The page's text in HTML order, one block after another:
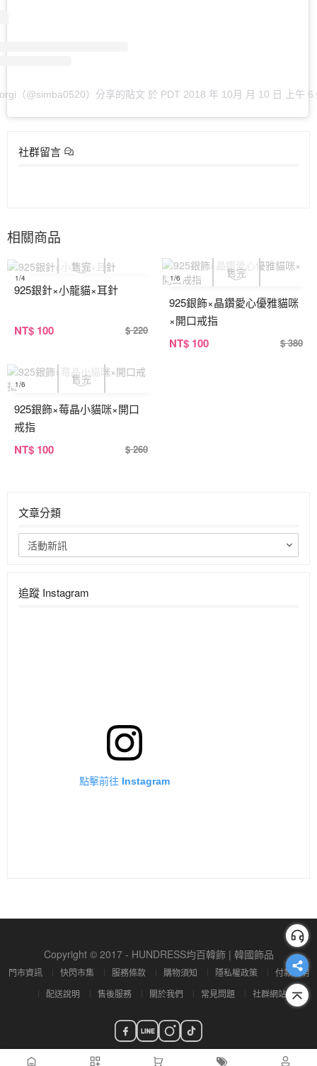
（@simba0520）分享的貼文 於 PDT 2018 年 10月 月 10 日 上午
社群留言
相關商品
1/4
925銀針×小龍貓×耳針
NT$ 100 $ 220
1/6
925銀飾×晶鑽愛心優雅貓咪
×開口戒指
NT$ 100 $ 380
1/6
925銀飾×莓晶小貓咪×開口
戒指
NT$ 100 $ 260
文章分類
活動新訊
追蹤 Instagram
點擊前往 Instagram
Copyright © 2017 - HUNDRESS均百韓飾 | 韓國飾品
門市資訊 快閃市集 服務條款 購物須知 隱私權政策
付款說明
配送說明
售後服務 關於我們 常見問題 社群網站